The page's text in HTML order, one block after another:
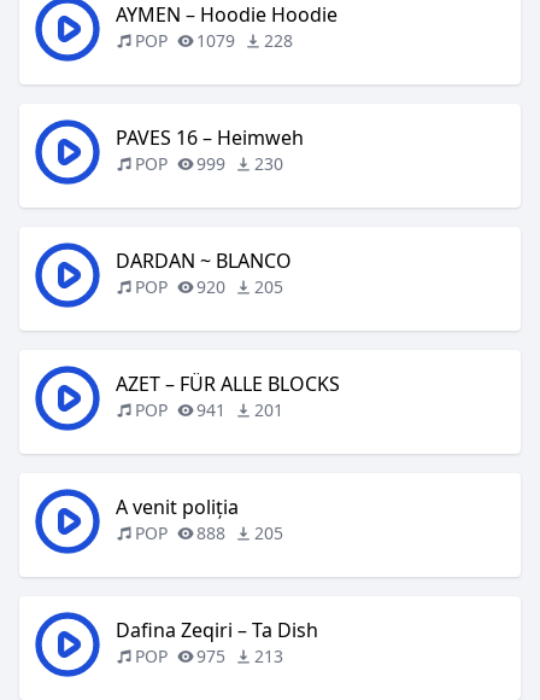
AYMEN – Hoodie Hoodie
POP 1079 228
PAVES 16 – Heimweh
POP 999 230
DARDAN ~ BLANCO
POP 920 205
AZET – FÜR ALLE BLOCKS
POP 941 201
A venit poliția
POP 888 205
Dafina Zeqiri – Ta Dish
POP 975 213